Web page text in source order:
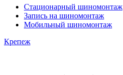
Стационарный шиномонтаж
Запись на шиномонтаж
Мобильный шиномонтаж
Крепеж